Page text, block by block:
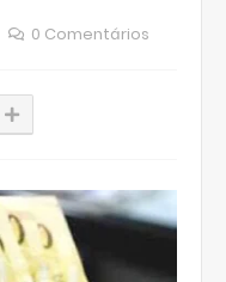
0 Comentários